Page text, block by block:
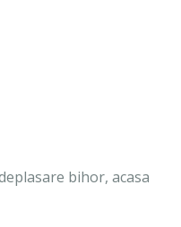
bihor, acasa